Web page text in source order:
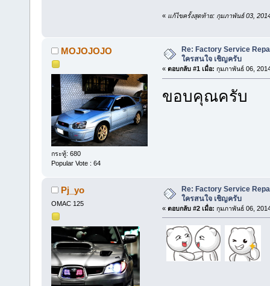
« แก้ไขครั้งสุดท้าย: กุมภาพันธ์ 03,
MOJOJOJO
กระทู้: 680
Popular Vote : 64
Re: Factory Service
ใครสนใจ เชิญครับ
« ตอบกลับ #1 เมื่อ: กุมภาพันธ์ 06,
ขอบคุณครับ
Pj_yo
OMAC 125
Re: Factory Service
ใครสนใจ เชิญครับ
« ตอบกลับ #2 เมื่อ: กุมภาพันธ์ 06,